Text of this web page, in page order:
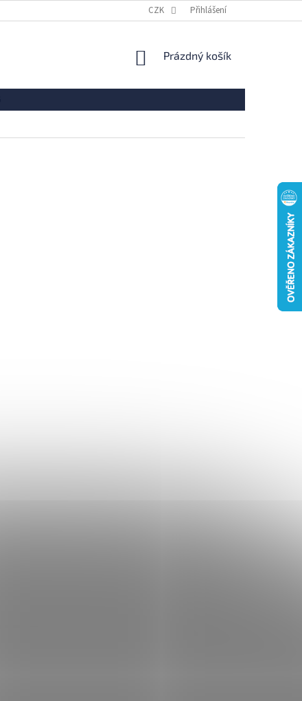
REKLAMACE VRÁCENÍ ZBOŽÍ
CZK Přihlášení
NÁKUPNÍ
Prázdný košík